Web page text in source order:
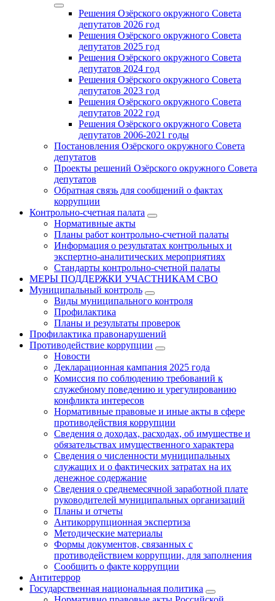
Решения Озёрского окружного Совета
депутатов 2026 год
Решения Озёрского окружного Совета
депутатов 2025 год
Решения Озёрского окружного Совета
депутатов 2024 год
Решения Озёрского окружного Совета
депутатов 2023 год
Решения Озёрского окружного Совета
депутатов 2022 год
Решения Озёрского окружного Совета
депутатов 2006-2021 годы
Постановления Озёрского окружного Совета
депутатов
Проекты решений Озёрского окружного Совета
депутатов
Обратная связь для сообщений о фактах
коррупции
Контрольно-счетная палата
Нормативные акты
Планы работ контрольно-счетной палаты
Информация о результатах контрольных и
экспертно-аналитических мероприятиях
Стандарты контрольно-счетной палаты
МЕРЫ ПОДДЕРЖКИ УЧАСТНИКАМ СВО
Муниципальный контроль
Виды муниципального контроля
Профилактика
Планы и результаты проверок
Профилактика правонарушений
Противодействие коррупции
Новости
Декларационная кампания 2025 года
Комиссия по соблюдению требований к
служебному поведению и урегулированию
конфликта интересов
Нормативные правовые и иные акты в сфере
противодействия коррупции
Сведения о доходах, расходах, об имуществе и
обязательствах имущественного характера
Сведения о численности муниципальных
служащих и о фактических затратах на их
денежное содержание
Сведения о среднемесячной заработной плате
руководителей муниципальных организаций
Планы и отчеты
Антикоррупционная экспертиза
Методические материалы
Формы документов, связанных с
противодействием коррупции, для заполнения
Сообщить о факте коррупции
Антитеррор
Государственная национальная политика